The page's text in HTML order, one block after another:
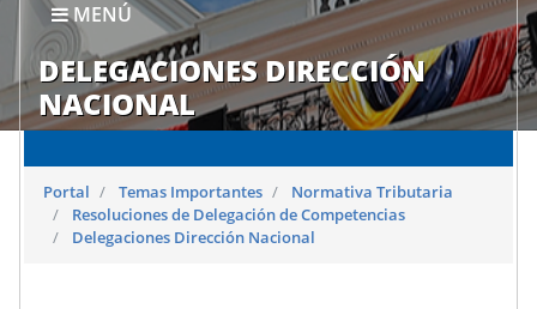
MENÚ
DELEGACIONES DIRECCIÓN
NACIONAL
Portal Temas Importantes
Normativa Tributaria
Resoluciones de Delegación de Competencias
Delegaciones Dirección Nacional